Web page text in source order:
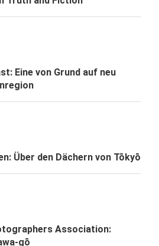
Eine von Grund auf neu
Über den Dächern von Tōkyō
Association:
gō